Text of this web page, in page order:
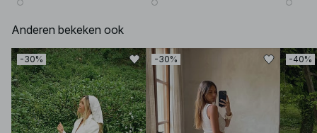
Anderen bekeken ook
-30% -30% -40%